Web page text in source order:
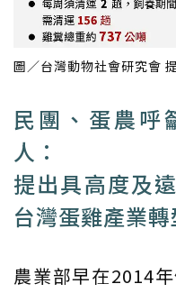
圖／台灣動物社會研究會
民團、蛋農呼
人：
提出具高度及
台灣蛋雞產業
農業部早在2014